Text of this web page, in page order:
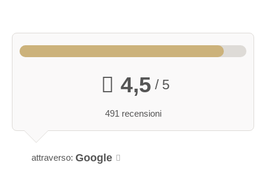
4,5 / 5
491 recensioni
attraverso: Google